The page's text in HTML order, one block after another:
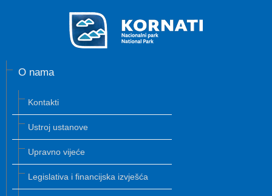
O nama
Kontakti
Ustroj ustanove
Upravno vijeće
Legislativa i financijska izvješća